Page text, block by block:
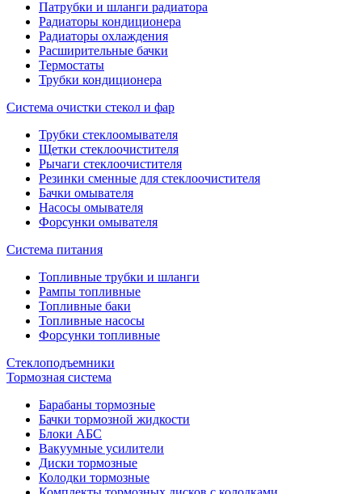
Патрубки и шланги радиатора
Радиаторы кондиционера
Радиаторы охлаждения
Расширительные бачки
Термостаты
Трубки кондиционера
Система очистки стекол и фар
Трубки стеклоомывателя
Щетки стеклоочистителя
Рычаги стеклоочистителя
Резинки сменные для стеклоочистителя
Бачки омывателя
Насосы омывателя
Форсунки омывателя
Система питания
Топливные трубки и шланги
Рампы топливные
Топливные баки
Топливные насосы
Форсунки топливные
Стеклоподъемники
Тормозная система
Барабаны тормозные
Бачки тормозной жидкости
Блоки АБС
Вакуумные усилители
Диски тормозные
Колодки тормозные